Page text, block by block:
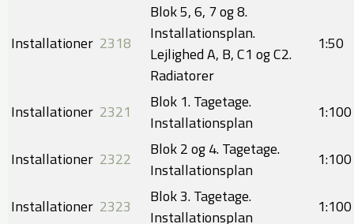
Installationer 2318
Blok 5, 6, 7 og 8.
Installationsplan.
Lejlighed A, B, C1 og C2.
Radiatorer
​1:50
Installationer 2321
Blok 1. Tagetage.
Installationsplan
​​1:100
Installationer 2322
Blok 2 og 4. Tagetage.
Installationsplan
​1:100
Installationer 2323
Blok 3. Tagetage.
Installationsplan
​​1:100